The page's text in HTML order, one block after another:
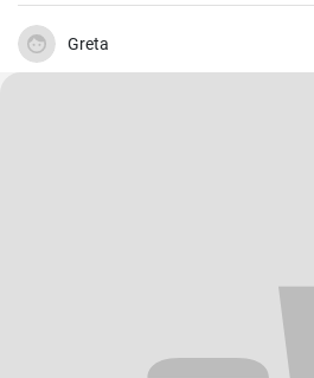
Geschmack. Servieren Sie ihn als
Greta